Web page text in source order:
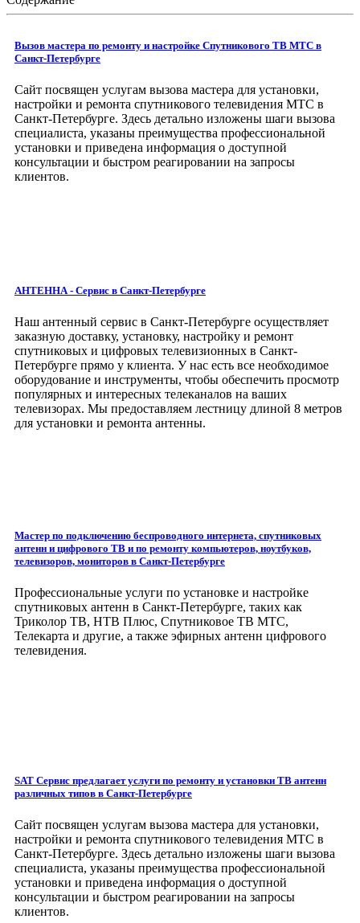
Вызов мастера по ремонту и настройке Спутникового ТВ МТС в
Санкт-Петербурге
Сайт посвящен услугам вызова мастера для установки,
настройки и ремонта спутникового телевидения МТС в
Санкт-Петербурге. Здесь детально изложены шаги вызова
специалиста, указаны преимущества профессиональной
установки и приведена информация о доступной
консультации и быстром реагировании на запросы
клиентов.
АНТЕННА - Сервис в Санкт-Петербурге
Наш антенный сервис в Санкт-Петербурге осуществляет
заказную доставку, установку, настройку и ремонт
спутниковых и цифровых телевизионных в Санкт-
Петербурге прямо у клиента. У нас есть все необходимое
оборудование и инструменты, чтобы обеспечить просмотр
популярных и интересных телеканалов на ваших
телевизорах. Мы предоставляем лестницу длиной 8 метров
для установки и ремонта антенны.
Мастер по подключению беспроводного интернета, спутниковых
антенн и цифрового ТВ и по ремонту компьютеров, ноутбуков,
телевизоров, мониторов в Санкт-Петербурге
Профессиональные услуги по установке и настройке
спутниковых антенн в Санкт-Петербурге, таких как
Триколор ТВ, НТВ Плюс, Спутниковое ТВ МТС,
Телекарта и другие, а также эфирных антенн цифрового
телевидения.
SAT Сервис предлагает услуги по ремонту и установки ТВ антенн
различных типов в Санкт-Петербурге
Сайт посвящен услугам вызова мастера для установки,
настройки и ремонта спутникового телевидения МТС в
Санкт-Петербурге. Здесь детально изложены шаги вызова
специалиста, указаны преимущества профессиональной
установки и приведена информация о доступной
консультации и быстром реагировании на запросы
клиентов.